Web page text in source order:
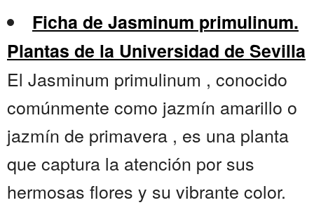
Ficha de Jasminum primulinum.
Plantas de la Universidad de Sevilla
El Jasminum primulinum , conocido
comúnmente como jazmín amarillo o
jazmín de primavera , es una planta
que captura la atención por sus
hermosas flores y su vibrante color.